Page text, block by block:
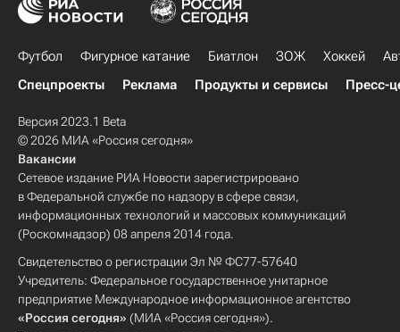
Футбол Фигурное катание Биатлон ЗОЖ Хоккей
Спецпроекты
Реклама Продукты и сервисы Пресс-
Версия 2023.1 Beta
© 2026 МИА «Россия сегодня»
Вакансии
Сетевое издание РИА Новости зарегистрировано
в Федеральной службе по надзору в сфере связи,
информационных технологий и массовых коммуникаций
(Роскомнадзор) 08 апреля 2014 года.
Свидетельство о регистрации Эл № ФС77-57640
Учредитель: Федеральное государственное унитарное
предприятие Международное информационное агентство
«Россия сегодня» (МИА «Россия сегодня»).